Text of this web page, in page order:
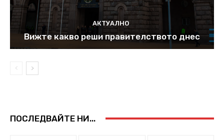
АКТУАЛНО
Вижте какво реши правителството днес
ПОСЛЕДВАЙТЕ НИ...